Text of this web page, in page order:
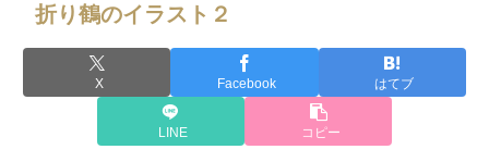
折り鶴のイラスト２
X Facebook はてブ
LINE コピー